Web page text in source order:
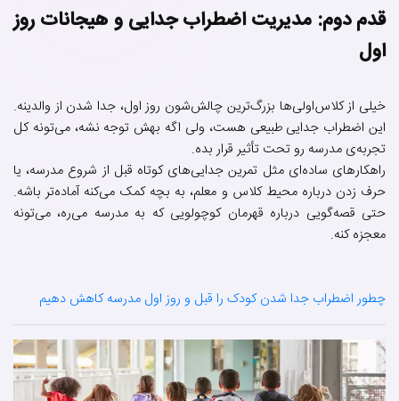
قدم دوم: مدیریت اضطراب جدایی و هیجانات روز
اول
خیلی از کلاس‌اولی‌ها بزرگ‌ترین چالش‌شون روز اول، جدا شدن از والدینه.
این اضطراب جدایی طبیعی هست، ولی اگه بهش توجه نشه، می‌تونه کل
تجربه‌ی مدرسه رو تحت تأثیر قرار بده.
راهکارهای ساده‌ای مثل تمرین جدایی‌های کوتاه قبل از شروع مدرسه، یا
حرف زدن درباره محیط کلاس و معلم، به بچه کمک می‌کنه آماده‌تر باشه.
حتی قصه‌گویی درباره قهرمان کوچولویی که به مدرسه می‌ره، می‌تونه
معجزه کنه.
چطور اضطراب جدا شدن کودک را قبل و روز اول مدرسه کاهش دهیم